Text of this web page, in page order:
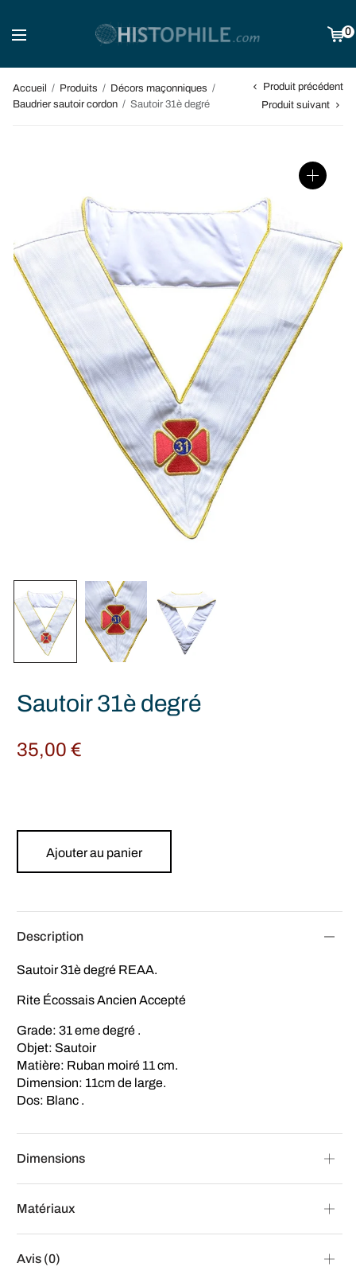
0
Accueil / Produits / Décors maçonniques /
Baudrier sautoir cordon / Sautoir 31è degré
Produit précédent
Produit suivant
Sautoir 31è degré
35,00€
Ajouter au panier
Description
Sautoir 31è degré REAA.
Rite Écossais Ancien Accepté
Grade: 31 eme degré .
Objet: Sautoir
Matière: Ruban moiré 11 cm.
Dimension: 11cm de large.
Dos: Blanc .
Dimensions
Matériaux
Avis (0)